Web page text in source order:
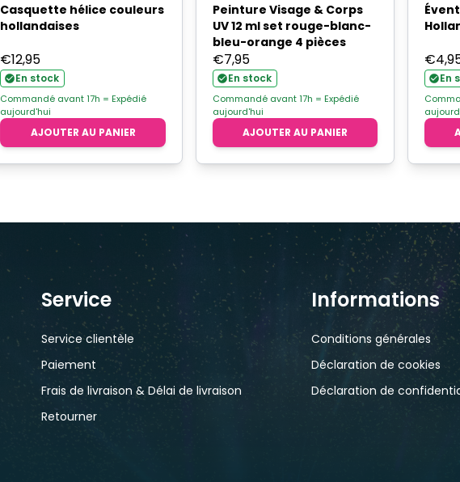
Casquette hélice couleurs
hollandaises
€12,95
En stock
Commandé avant 17h = Expédié
aujourd'hui
AJOUTER AU PANIER
Peinture Visage & Corps
UV 12 ml set rouge-blanc-
bleu-orange 4 pièces
€7,95
En stock
Commandé avant 17h = Expédié
aujourd'hui
AJOUTER AU PANIER
€
En
Service
Service clientèle
Paiement
Frais de livraison & Délai de livraison
Retourner
Informations
Conditions générales
Déclaration de cookies
Déclaration de